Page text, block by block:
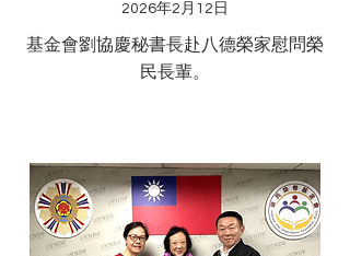
2026年2月12日
基金會劉協慶秘書長赴八德榮家慰問榮
民長輩。